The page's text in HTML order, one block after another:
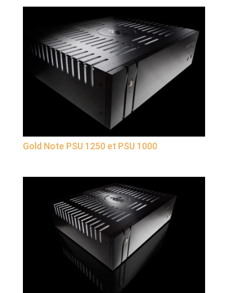
Gold Note PSU 1250 et PSU 1000